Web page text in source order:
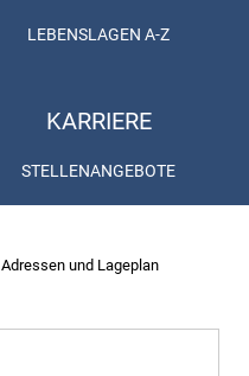
LEBENSLAGEN A-Z
KARRIERE
STELLENANGEBOTE
Adressen und Lageplan